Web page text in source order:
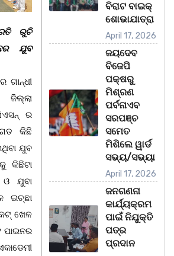
ରୁଚି
ଯୁବ
ଗାନ୍ଧୀ
ର
କିଛି
ଯୁବ
କିଛିଟା
ଯୁବା
ଇଚ୍ଛା
ଖେଳ
ପାଇନର
ବିରାଟ ବାଇକ୍
ଶୋଭାଯାତ୍ରା
April 17, 2026
ଜୟଦେବ
ବିଜେପି
ପକ୍ଷରୁ
ମିଶ୍ରଣ
ପର୍ବନାଏବ
ସରପଞ୍ଚ
ସମେତ
ମିଶିଲେ ୱାର୍ଡ
ସଭ୍ୟ/ସଭ୍ୟା
April 17, 2026
ଜନଗଣନା
କାର୍ଯ୍ୟକ୍ରମ
ପାଇଁ ନିଯୁକ୍ତି
ପତ୍ର
ପ୍ରଦାନ